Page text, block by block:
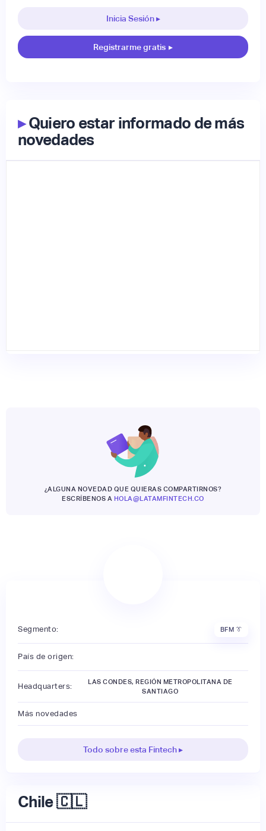
Inicia Sesión ▸
Registrarme gratis ▸
▸Quiero estar informado de más
novedades
¿ALGUNA NOVEDAD QUE QUIERAS COMPARTIRNOS?
ESCRÍBENOS A HOLA@LATAMFINTECH.CO
Segmento: BFM 👔
País de origen:
Headquarters:
LAS CONDES, REGIÓN METROPOLITANA DE
SANTIAGO
Más novedades
Todo sobre esta Fintech ▸
Chile 🇨🇱